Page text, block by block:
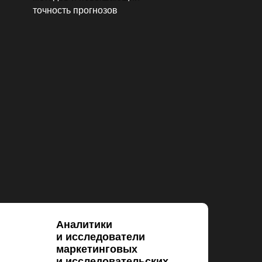
точность прогнозов
Аналитики
и исследователи
маркетинговых